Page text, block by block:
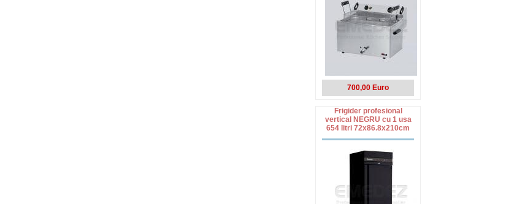
700,00 Euro
Frigider profesional
vertical NEGRU cu 1 usa
654 litri 72x86.8x210cm